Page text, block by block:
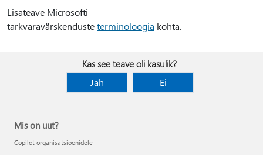
Lisateave Microsofti
tarkvaravärskendusteterminoloogia kohta.
Kas see teave oli kasulik?
Jah
Ei
Mis on uut?
Copilot organisatsioonidele